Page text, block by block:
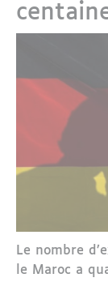
Le nombre
le Maroc a